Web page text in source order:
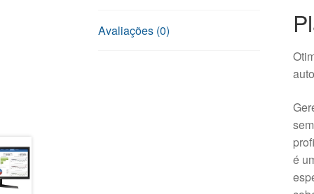
Avaliações (0)
é